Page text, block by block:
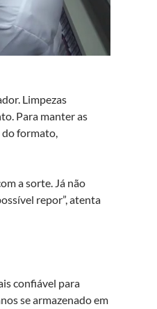
Limpezas
Para manter as
do formato,
a sorte. Já não
repor”, atenta
confiável para
se armazenado em